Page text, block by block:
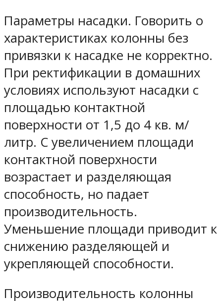
Параметры насадки. Говорить о
характеристиках колонны без
привязки к насадке не корректно.
При ректификации в домашних
условиях используют насадки с
площадью контактной
поверхности от 1,5 до 4 кв. м/
литр. С увеличением площади
контактной поверхности
возрастает и разделяющая
способность, но падает
производительность.
Уменьшение площади приводит к
снижению разделяющей и
укрепляющей способности.
Производительность колонны